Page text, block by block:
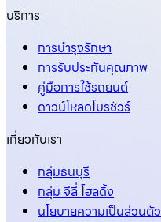
บริการ
การบำรุงรักษา
การรับประกันคุณภาพ
คู่มือการใช้รถยนต์
ดาวน์โหลดโบรชัวร์
เกี่ยวกับเรา
กลุ่มธนบุรี
กลุ่ม จีลี่ โฮลดิ้ง
นโยบายความเป็นส่วนตัว